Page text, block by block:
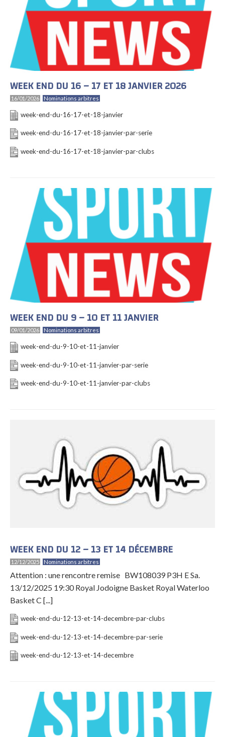
WEEK END DU 16 – 17 ET 18 JANVIER 2026
16/01/2026 Nominations arbitres
week-end-du-16-17-et-18-janvier
week-end-du-16-17-et-18-janvier-par-serie
week-end-du-16-17-et-18-janvier-par-clubs
WEEK END DU 9 – 10 ET 11 JANVIER
09/01/2026 Nominations arbitres
week-end-du-9-10-et-11-janvier
week-end-du-9-10-et-11-janvier-par-serie
week-end-du-9-10-et-11-janvier-par-clubs
WEEK END DU 12 – 13 ET 14 DÉCEMBRE
12/12/2025 Nominations arbitres
Attention : une rencontre remise BW108039 P3H E Sa.
13/12/2025 19:30 Royal Jodoigne Basket Royal Waterloo
Basket C [...]
week-end-du-12-13-et-14-decembre-par-clubs
week-end-du-12-13-et-14-decembre-par-serie
week-end-du-12-13-et-14-decembre